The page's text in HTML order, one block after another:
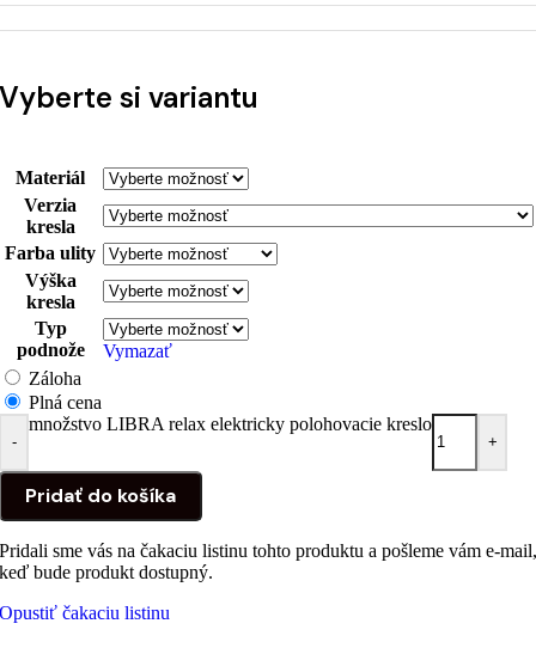
Vyberte si variantu
Materiál
Verzia
kresla
Farba ulity
Výška
kresla
Typ
podnože
Vymazať
Záloha
Plná cena
-
množstvo LIBRA relax elektricky polohovacie kreslo
+
Pridať do košíka
Pridali sme vás na čakaciu listinu tohto produktu a pošleme vám e-mail,
keď bude produkt dostupný.
Opustiť čakaciu listinu